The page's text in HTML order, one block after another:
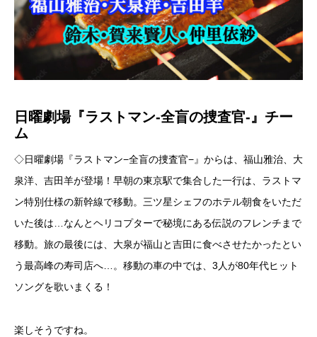
日曜劇場『ラストマン-全盲の捜査官-』チー
ム
◇日曜劇場『ラストマン−全盲の捜査官−』からは、福山雅治、大
泉洋、吉田羊が登場！早朝の東京駅で集合した一行は、ラストマ
ン特別仕様の新幹線で移動。三ツ星シェフのホテル朝食をいただ
いた後は…なんとヘリコプターで秘境にある伝説のフレンチまで
移動。旅の最後には、大泉が福山と吉田に食べさせたかったとい
う最高峰の寿司店へ…。移動の車の中では、3人が80年代ヒット
ソングを歌いまくる！
楽しそうですね。